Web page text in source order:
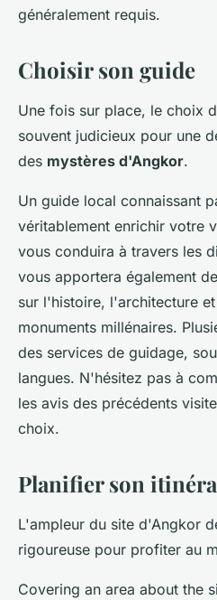
généralement requis.
Choisir son guide
Une fois sur place, le choix
souvent judicieux pour une
des mystères d'Angkor.
Un guide local connaissant
véritablement enrichir votre
vous conduira à travers les
vous apportera également
sur l'histoire, l'architecture
monuments millénaires.
des services de guidage,
langues. N'hésitez pas à
les avis des précédents
choix.
Planifier son
L'ampleur du site d'Angkor
rigoureuse pour profiter au
Covering an area about the